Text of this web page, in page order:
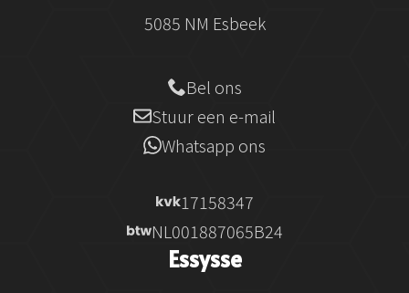
5085 NM Esbeek
Bel ons
Stuur een e-mail
Whatsapp ons
17158347
NL001887065B24
Essysse